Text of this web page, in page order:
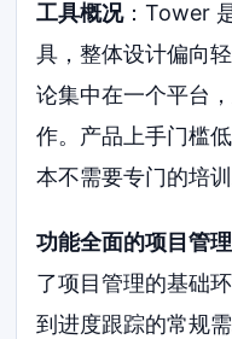
工具概况：Tower
具，整体设计偏向
论集中在一个平台
作。产品上手门槛
本不需要专门的培
功能全面的项目管
了项目管理的基础
到进度跟踪的常规